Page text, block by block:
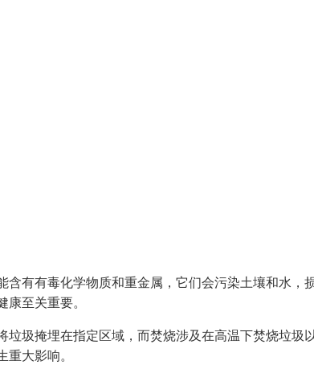
有有毒化学物质和重金属，它们会污染土壤和水，
至关重要。
圾掩埋在指定区域，而焚烧涉及在高温下焚烧垃圾
大影响。